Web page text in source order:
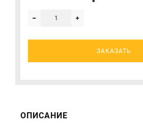
ЗАКАЗАТЬ
ОПИСАНИЕ